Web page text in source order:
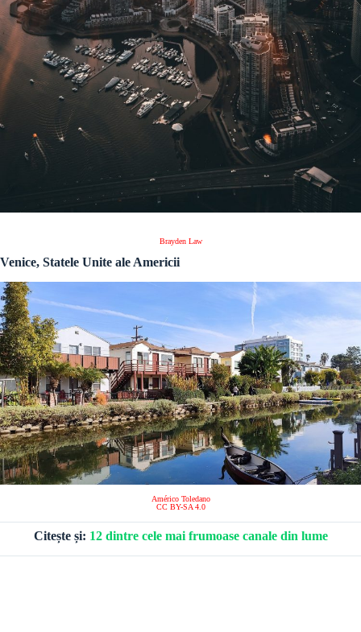
Brayden Law
Venice, Statele Unite ale Americii
Américo Toledano
CC BY-SA 4.0
Citește și: 12 dintre cele mai frumoase canale din lume